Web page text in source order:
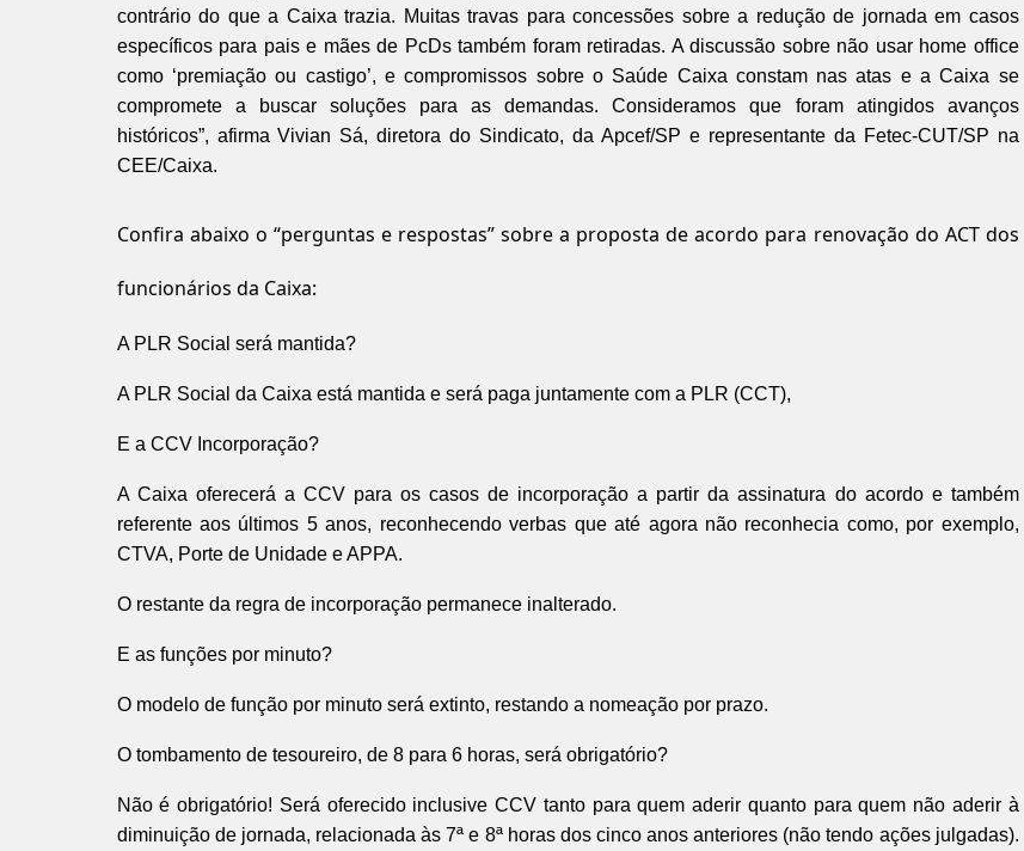
contrário do que a Caixa trazia. Muitas travas para concessões sobre a redução de jornada em casos
específicos para pais e mães de PcDs também foram retiradas. A discussão sobre não usar home office
como ‘premiação ou castigo’, e compromissos sobre o Saúde Caixa constam nas atas e a Caixa se
compromete a buscar soluções para as demandas. Consideramos que foram atingidos avanços
históricos”, afirma Vivian Sá, diretora do Sindicato, da Apcef/SP e representante da Fetec-CUT/SP na
CEE/Caixa.
Confira abaixo o “perguntas e respostas” sobre a proposta de acordo para renovação do ACT dos
funcionários da Caixa:
A PLR Social será mantida?
A PLR Social da Caixa está mantida e será paga juntamente com a PLR (CCT),
E a CCV Incorporação?
A Caixa oferecerá a CCV para os casos de incorporação a partir da assinatura do acordo e também
referente aos últimos 5 anos, reconhecendo verbas que até agora não reconhecia como, por exemplo,
CTVA, Porte de Unidade e APPA.
O restante da regra de incorporação permanece inalterado.
E as funções por minuto?
O modelo de função por minuto será extinto, restando a nomeação por prazo.
O tombamento de tesoureiro, de 8 para 6 horas, será obrigatório?
Não é obrigatório! Será oferecido inclusive CCV tanto para quem aderir quanto para quem não aderir à
diminuição de jornada, relacionada às 7ª e 8ª horas dos cinco anos anteriores (não tendo ações julgadas).